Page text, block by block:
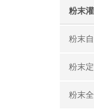
粉末
粉末
粉末
粉末